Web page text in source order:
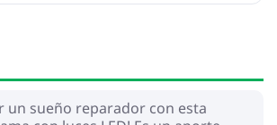
un sueño reparador con esta